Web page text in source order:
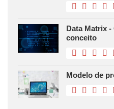
Data Matrix -
conceito
Modelo de